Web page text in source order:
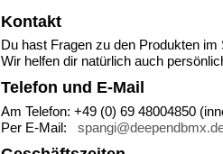
Kontakt
Du hast Fragen zu den Produkten
Wir helfen dir natürlich auch
Telefon und E-Mail
Am Telefon: +49 (0) 69 48004850
Per E-Mail: